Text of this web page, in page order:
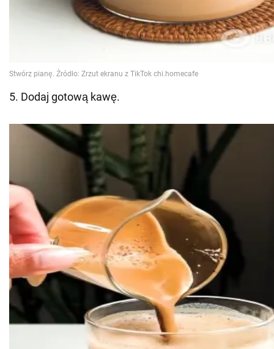
5. Dodaj gotową kawę.